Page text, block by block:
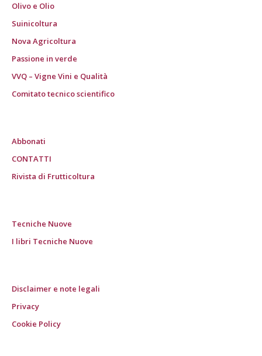
Olivo e Olio
Suinicoltura
Nova Agricoltura
Passione in verde
VVQ – Vigne Vini e Qualità
Comitato tecnico scientifico
Abbonati
CONTATTI
Rivista di Frutticoltura
Tecniche Nuove
I libri Tecniche Nuove
Disclaimer e note legali
Privacy
Cookie Policy